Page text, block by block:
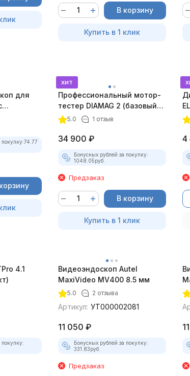
В корзину
Купить в 1 клик
для
покупку:74.77
хит
Профессиональный мотор-
тестер DIAMAG 2 (базовый
комплект)
5.0 1 отзыв
34 900 ₽
Бонусных рублей за покупку:
1048.05руб.
Предзаказ
В корзину
Купить в 1 клик
4
4.1
покупку:
Видеоэндоскоп Autel
MaxiVideo MV400 8.5 мм
5.0 2 отзыва
Артикул: УТ000002081
11 050 ₽
Бонусных рублей за покупку:
331.83руб.
Предзаказ